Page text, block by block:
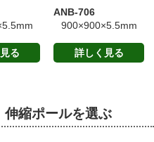
る
ANB-706
900×900×5.5mm
詳しく見る
伸縮ポールを選ぶ